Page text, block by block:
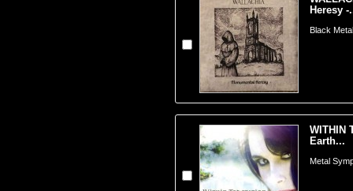
Heresy -
Black
WITHIN
Earth...
Metal